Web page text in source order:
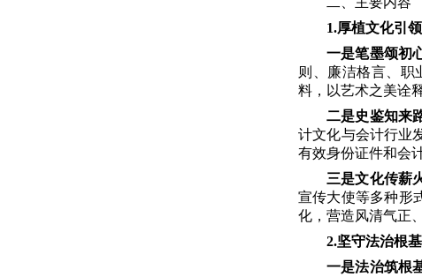
1.厚植文化引
一是笔墨颂初
则、廉洁格言、职
料，以艺术之美诠
二是史鉴知来
计文化与会计行业
有效身份证件和会
三是文化传薪
宣传大使等多种形
化，营造风清气正
2.坚守法治根
一是法治筑根